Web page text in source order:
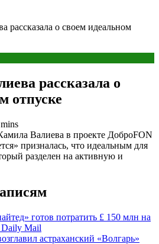
рассказала о своем идеальном
рассказала о
отпуске
Валиева в проекте ДоброFON
призналась, что идеальным для
разделен на активную и
готов потратить £ 150 млн на
Mail
астраханский «Волгарь»